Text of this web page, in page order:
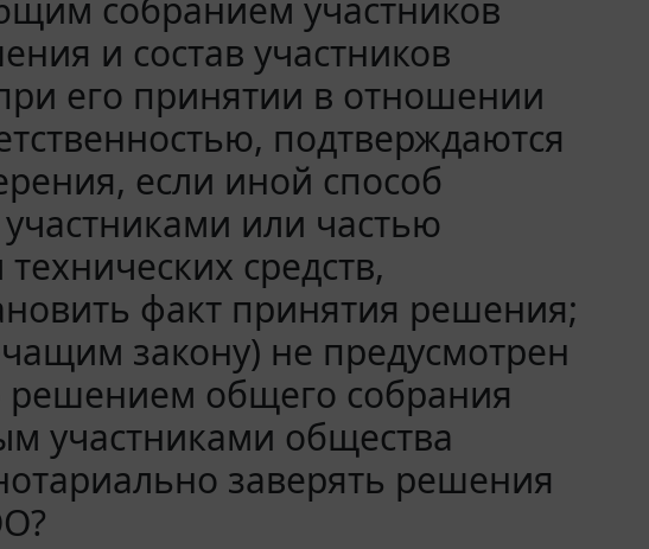
собранием участников
и состав участников
его принятии в отношении
подтверждаются
если иной способ
или частью
средств,
факт принятия решения;
закону) не предусмотрен
решением общего собрания
участниками общества
заверять решения